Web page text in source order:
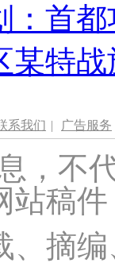
：首
某特
系我们 | 广告服务
，不
站稿
、摘